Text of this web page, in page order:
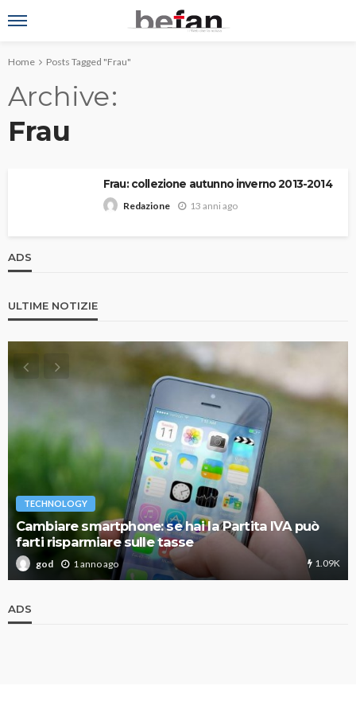
Home Posts Tagged "Frau"
Archive
Frau
Frau: collezione autunno inverno 2013-2014
Redazione 13 anni ago
ADS
ULTIME NOTIZIE
TECHNOLOGY
Cambiare smartphone: se hai la Partita IVA può
farti risparmiare sulle tasse
god 1 anno ago 1.09K
ADS